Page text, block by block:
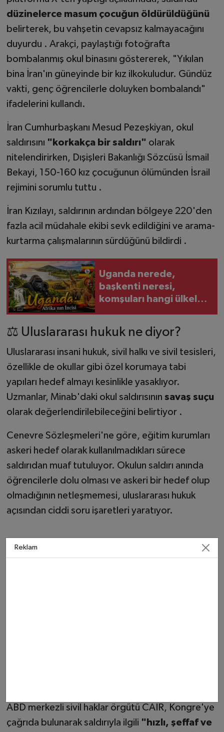
düzinelerce masum çocuğun öldürüldüğünü
belirterek, bu vahşetin cevapsız kalmayacağını
duyurdu . Arakçi, paylaştığı fotoğrafta
bombalanmış okul binasını göstererek, "Yıkılan
bina İran'ın güneyinde bir kız ilkokuludur. Gündüz
vakti, genç öğrencilerle doluyken bombalandı"
ifadelerini kullandı.
İran Cumhurbaşkanı Mesud Pezeşkiyan, okul
saldırısını "korkakça bir saldırı" olarak
nitelendirirken, Dışişleri Bakanlığı Sözcüsü İsmail
Bekayi, 150-160 kız çocuğunun ölümünden İsrail
rejimini sorumlu tuttu .
İran Kızılayı, saldırının ardından bölgeye 220'den
fazla acil müdahale ekibi sevk edildiğini ve arama-
kurtarma çalışmalarının sürdüğünü bildirdi .
Uganda nerede,
başkenti neresi,
komşuları hangi ülkeler,
⚖️ Uluslararası hukuk ne diyor?
Uluslararası insani hukuk, sivil halkı ve sivil tesisleri,
özellikle de okullar gibi özel korumaya tabi
yapıları hedef almayı kesinlikle yasaklıyor.
Uzmanlar, Minab'daki okul saldırısının savaş suçu
olarak değerlendirilebileceğini belirtiyor .
Cenevre Sözleşmeleri'ne göre, eğitim kurumları
askeri hedef olarak kullanılmadıkları sürece
saldırıdan muaf tutuluyor. Okulun saldırı anında
öğrencilerle dolu olması ve askeri bir hedef olup
olmadığının netleşmemesi, uluslararası hukuk
açısından ciddi soru işaretleri yaratıyor.
ABD merkezli sivil haklar örgütü CAIR, Kongre'ye
çağrıda bulunarak saldırıyla ilgili "hızlı, şeffaf ve
Reklam